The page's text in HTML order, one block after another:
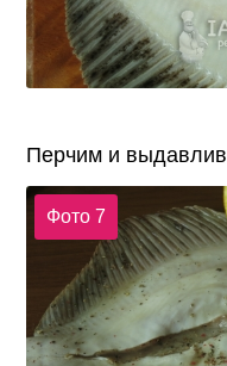
Перчим и
Фото 7